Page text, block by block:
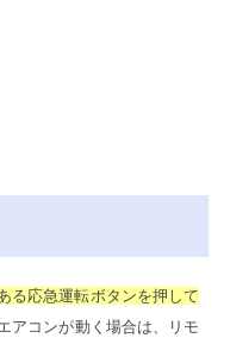
る応急運転ボタンを押して
アコンが動く場合は、リモ